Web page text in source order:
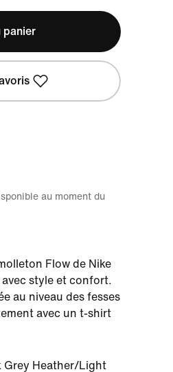
panier
au moment du
Flow de Nike
style et confort.
au niveau des fesses
avec un t-shirt
Grey Heather/Light